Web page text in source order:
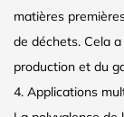
matières
de déchets. Cela
production et du
4. Applications